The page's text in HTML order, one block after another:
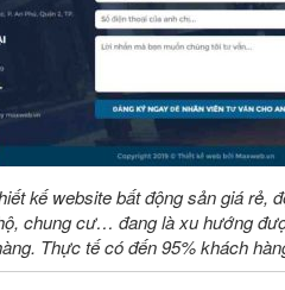
kế website bất động sản giá rẻ,
chung cư… đang là xu hướng
Thực tế có đến 95% khách